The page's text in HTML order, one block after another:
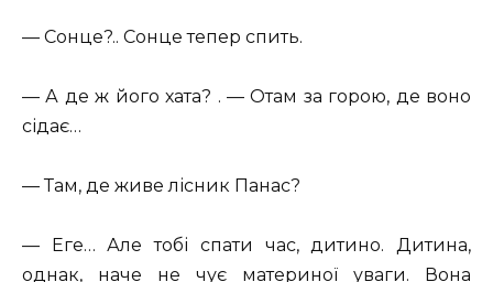
— Сонце?.. Сонце тепер спить.
— А де ж його хата? . — Отам за горою, де воно
сідає…
— Там, де живе лісник Панас?
— Еге… Але тобі спати час, дитино. Дитина,
однак, наче не чує материної уваги. Вона